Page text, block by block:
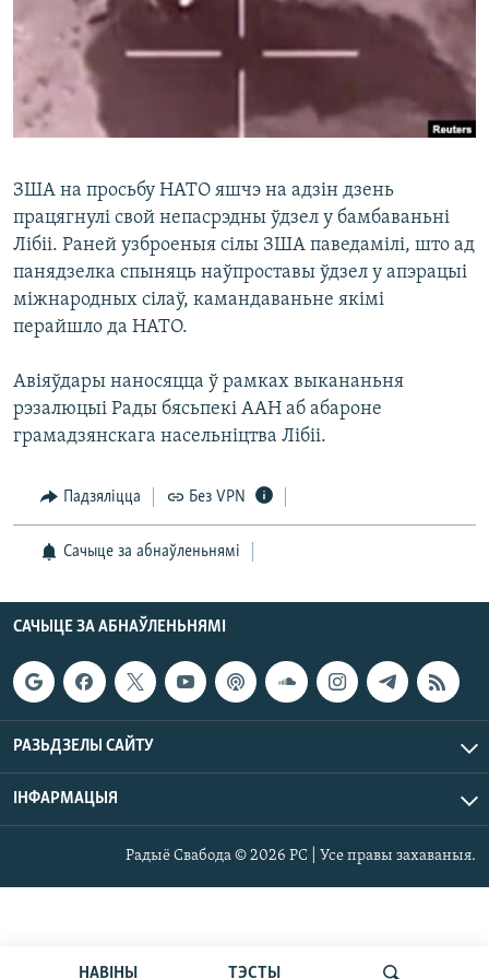
КУЛЬТУРА
КАЛЯНДАР
МОВА
НА ХВАЛЯХ СВАБОДЫ
НАВІНЫ ТЭСТЫ
ЗША на просьбу НАТО яшчэ на адзін дзень
працягнулі свой непасрэдны ўдзел у бамбаваньні
Лібіі. Раней узброеныя сілы ЗША паведамілі, што ад
панядзелка спыняць наўпроставы ўдзел у апэрацыі
міжнародных сілаў, камандаваньне якімі
перайшло да НАТО.
Авіяўдары наносяцца ў рамках выкананьня
рэзалюцыі Рады бясьпекі ААН аб абароне
грамадзянскага насельніцтва Лібіі.
Падзяліцца Без VPN
Сачыце за абнаўленьнямі
САЧЫЦЕ ЗА АБНАЎЛЕНЬНЯМІ
РАЗЬДЗЕЛЫ САЙТУ
ІНФАРМАЦЫЯ
Радыё Свабода © 2026 РС | Усе правы захаваныя.